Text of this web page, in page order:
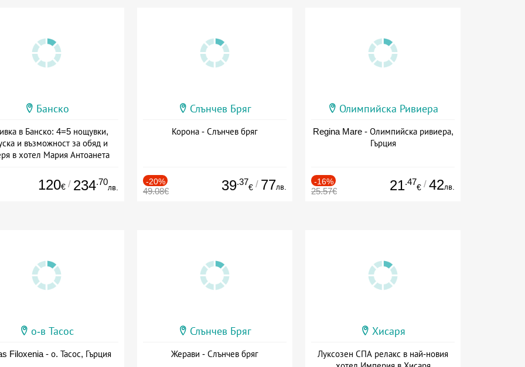
Банско
в Банско: 4=5 нощувки,
и възможност за обяд и
в хотел Мария Антоанета
120€ / 234.70
лв.
Слънчев Бряг
Корона - Слънчев бряг
-20%
49.08€ 39.37
€ / 77лв.
Олимпийска Ривиера
Regina Mare - Олимпийска ривиера,
Гърция
-16%
25.57€ 21.47
€ / 42лв.
о-в Тасос
Filoxenia - о. Тасос, Гърция
Слънчев Бряг
Жерави - Слънчев бряг
Хисаря
Луксозен СПА релакс в най-новия